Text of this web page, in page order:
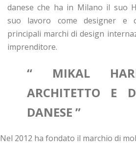
danese che ha in Milano il suo
suo lavoro come designer e
principali marchi di design
imprenditore.
“ MIKAL
ARCHITETTO E
DANESE ”
Nel 2012 ha fondato il marchio di